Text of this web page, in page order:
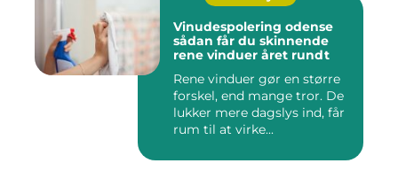
Vinudespolering odense
sådan får du skinnende
rene vinduer året rundt
Rene vinduer gør en større
forskel, end mange tror. De
lukker mere dagslys ind, får
rum til at virke...